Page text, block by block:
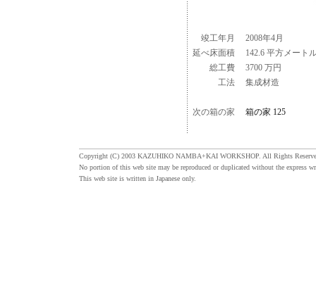
竣工年月
2008年4月
延べ床面積
142.6 平方メート
総工費
3700 万円
工法
集成材造
次の箱の家 箱の家 125
Copyright (C) 2003 KAZUHIKO NAMBA+KAI WORKSHOP. All Rights
No portion of this web site may be reproduced or duplicated without the express
This web site is written in Japanese only.